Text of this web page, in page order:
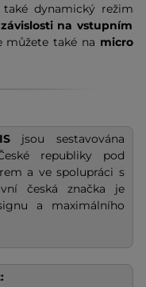
dynamický režim
na vstupním
můžete také na micro
jsou sestavována
republiky pod
a ve spolupráci s
česká značka je
a maximálního